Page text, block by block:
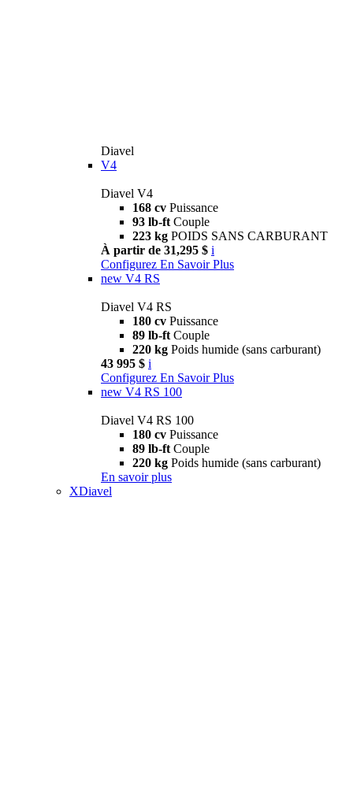
Diavel
V4
Diavel V4
168 cv Puissance
93 lb-ft Couple
223 kg POIDS SANS CARBURANT
À partir de 31,295 $ i
Configurez En Savoir Plus
new V4 RS
Diavel V4 RS
180 cv Puissance
89 lb-ft Couple
220 kg Poids humide (sans carburant)
43 995 $ i
Configurez En Savoir Plus
new V4 RS 100
Diavel V4 RS 100
180 cv Puissance
89 lb-ft Couple
220 kg Poids humide (sans carburant)
En savoir plus
XDiavel